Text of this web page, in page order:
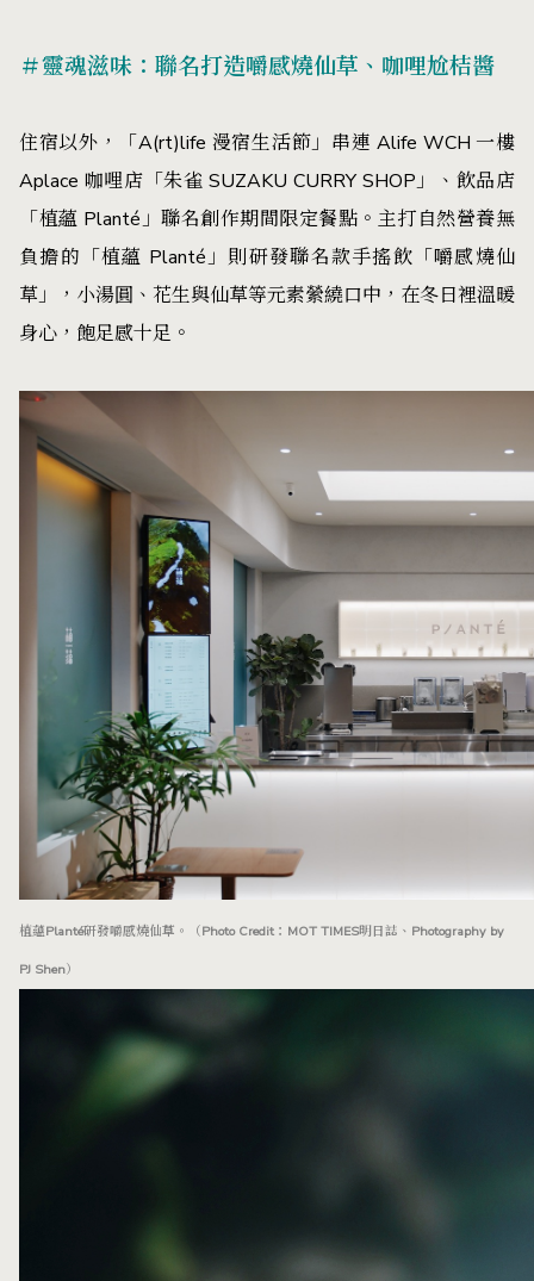
＃靈魂滋味：聯名打造嚼感燒仙草、咖哩尬桔醬
住宿以外，「A(rt)life 漫宿生活節」串連 Alife WCH 一樓
Aplace 咖哩店「朱雀 SUZAKU CURRY SHOP」、飲品店
「植蘊 Planté」聯名創作期間限定餐點。主打自然營養無
負擔的「植蘊 Planté」則研發聯名款手搖飲「嚼感燒仙
草」，小湯圓、花生與仙草等元素縈繞口中，在冬日裡溫暖
身心，飽足感十足。
植蘊Planté研發嚼感燒仙草。（Photo Credit：MOT TIMES明日誌、Photography by
PJ Shen）